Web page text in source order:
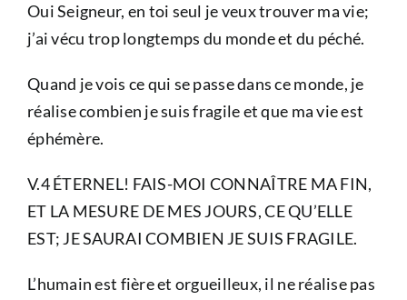
Oui Seigneur, en toi seul je veux trouver ma vie;
j’ai vécu trop longtemps du monde et du péché.
Quand je vois ce qui se passe dans ce monde, je
réalise combien je suis fragile et que ma vie est
éphémère.
V.4 ÉTERNEL! FAIS-MOI CONNAÎTRE MA FIN,
ET LA MESURE DE MES JOURS, CE QU’ELLE
EST; JE SAURAI COMBIEN JE SUIS FRAGILE.
L’humain est fière et orgueilleux, il ne réalise pas